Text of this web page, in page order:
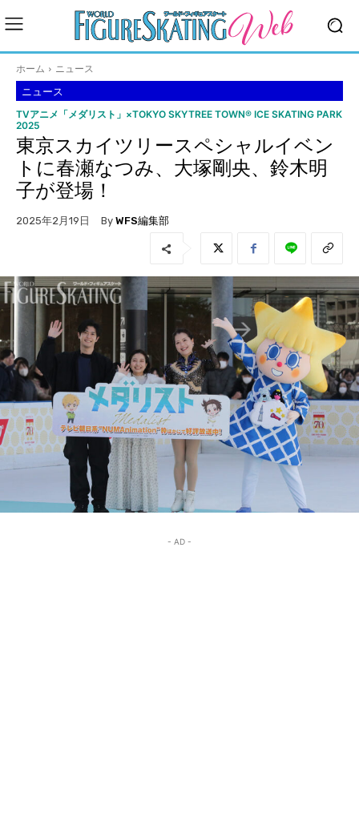
ホーム ニュース
ニュース
TVアニメ「メダリスト」×TOKYO SKYTREE TOWN® ICE SKATING PARK
2025
東京スカイツリースペシャルイベン
トに春瀬なつみ、大塚剛央、鈴木明
子が登場！
2025年2月19日 By WFS編集部
- AD -